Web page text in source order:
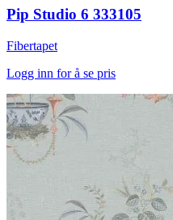
Pip Studio 6 333105
Fibertapet
Logg inn for å se pris